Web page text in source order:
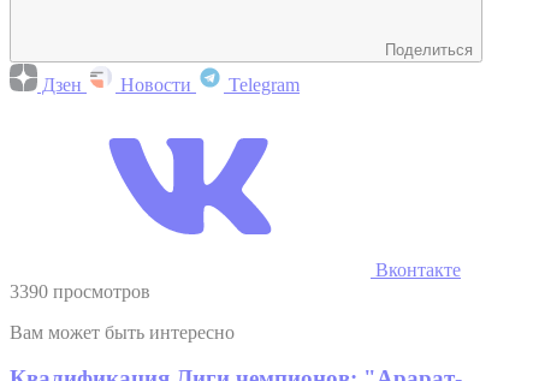
Поделиться
Дзен Новости Telegram
Вконтакте
3390 просмотров
Вам может быть интересно